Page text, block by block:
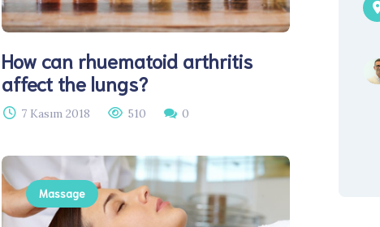
How can rhuematoid arthritis
affect the lungs?
7 Kasım 2018 510 0
Massage